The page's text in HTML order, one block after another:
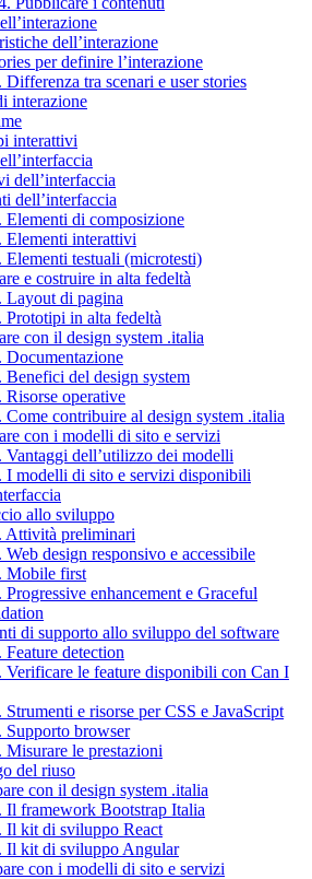
dell’interazione
per definire l’interazione
Differenza tra scenari e user stories
interazione
interattivi
dell’interfaccia
dell’interfaccia
Elementi di composizione
Elementi interattivi
Elementi testuali (microtesti)
e costruire in alta fedeltà
Layout di pagina
Prototipi in alta fedeltà
con il design system .italia
Documentazione
Benefici del design system
Risorse operative
Come contribuire al design system .italia
con i modelli di sito e servizi
Vantaggi dell’utilizzo dei modelli
I modelli di sito e servizi disponibili
allo sviluppo
Attività preliminari
Web design responsivo e accessibile
Mobile first
Progressive enhancement e Graceful
di supporto allo sviluppo del software
Feature detection
Verificare le feature disponibili con Can I
Strumenti e risorse per CSS e JavaScript
Supporto browser
Misurare le prestazioni
del riuso
con il design system .italia
Il framework Bootstrap Italia
Il kit di sviluppo React
Il kit di sviluppo Angular
con i modelli di sito e servizi